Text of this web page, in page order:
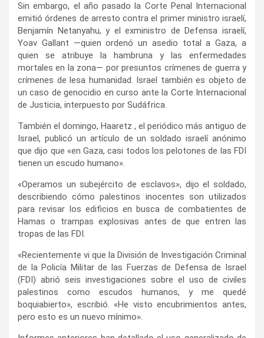
Sin embargo, el año pasado la Corte Penal Internacional
emitió órdenes de arresto contra el primer ministro israelí,
Benjamín Netanyahu, y el exministro de Defensa israelí,
Yoav Gallant —quien ordenó un asedio total a Gaza, a
quien se atribuye la hambruna y las enfermedades
mortales en la zona— por presuntos crímenes de guerra y
crímenes de lesa humanidad. Israel también es objeto de
un caso de genocidio en curso ante la Corte Internacional
de Justicia, interpuesto por Sudáfrica.
También el domingo, Haaretz , el periódico más antiguo de
Israel, publicó un artículo de un soldado israelí anónimo
que dijo que «en Gaza, casi todos los pelotones de las FDI
tienen un escudo humano».
«Operamos un subejército de esclavos», dijo el soldado,
describiendo cómo palestinos inocentes son utilizados
para revisar los edificios en busca de combatientes de
Hamas o trampas explosivas antes de que entren las
tropas de las FDI.
«Recientemente vi que la División de Investigación Criminal
de la Policía Militar de las Fuerzas de Defensa de Israel
(FDI) abrió seis investigaciones sobre el uso de civiles
palestinos como escudos humanos, y me quedé
boquiabierto», escribió. «He visto encubrimientos antes,
pero esto es un nuevo mínimo».